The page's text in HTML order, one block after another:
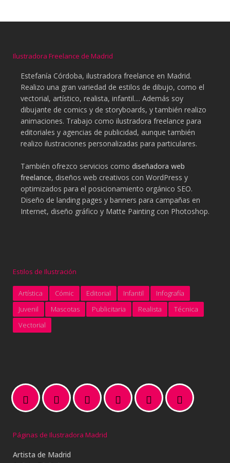
Ilustradora Freelance de Madrid
Estefanía Córdoba, ilustradora freelance en Madrid.
Realizo una gran variedad de estilos de dibujo, como el
vectorial, artístico, realista, infantil.... Además soy
dibujante de comics y de storyboards, y también realizo
animaciones. Trabajo como ilustradora freelance para
editoriales y agencias de publicidad, aunque también
realizo ilustraciones personalizadas para particulares.
También ofrezco servicios como diseñadora web
freelance, diseños web creativos con WordPress y
optimizados para el posicionamiento orgánico SEO.
Diseño de landing pages y banners para campañas en
Internet, diseño gráfico y Matte Painting con Photoshop.
Estilos de Ilustración
Artística Cómic Editorial Infantil
Infografía
Juvenil
Mascotas Publicitaria Realista
Técnica
Vectorial
Páginas de Ilustradora Madrid
Artista de Madrid